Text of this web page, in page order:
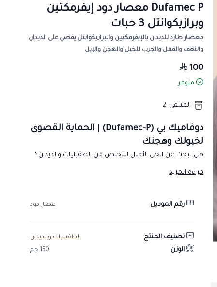
Dufamec P معصار دود إيفرمكتين
وبرازيكوانتل 3 حبات
معصار طارد للديدان بالإيفرمكتين والبرازيكوانتل يقضي على الديدان
والنغف والقمل والجرب للخيل والهجن والإبل
100
متوفر
المتبقي 2
دوفاميك بي (Dufamec-P) | الحماية القصوى
لخيولك وهجنك
هل تبحث عن الحل الأمثل للتخلص من الطفيليات والديدان؟
عصار دوفاميك بي هو الخيار الأول للمربي المحترف، بتركيبته
الديدان المعوية والمعدية: يقضي على الديدان الأسطوانية
والشرطية.
قراءة المزيد
رقم الموديل عصار دود
تصنيف المنتج الطفيليات والديدان
الوزن 150 جم